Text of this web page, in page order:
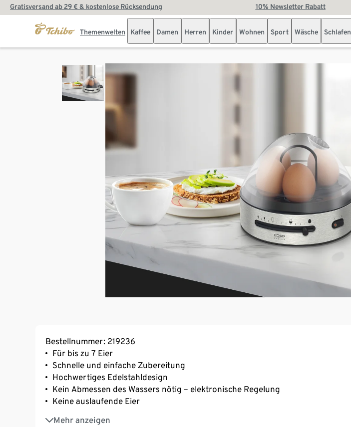
Gratisversand ab 29 € & kostenlose Rücksendung 10% Newsletter Rabatt
Themenwelten Kaffee Damen Herren Kinder Wohnen Sport Wäsche Schlafen
Bestellnummer: 219236
Für bis zu 7 Eier
Schnelle und einfache Zubereitung
Hochwertiges Edelstahldesign
Kein Abmessen des Wassers nötig – elektronische Regelung
Keine auslaufende Eier
Mehr anzeigen
Antihaftbeschichtete Kochschale